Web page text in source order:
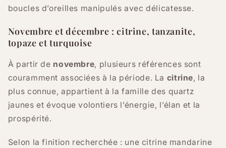
boucles d’oreilles manipulés avec délicatesse.
Novembre et décembre : citrine, tanzanite,
topaze et turquoise
À partir de novembre, plusieurs références sont
couramment associées à la période. La citrine, la
plus connue, appartient à la famille des quartz
jaunes et évoque volontiers l’énergie, l’élan et la
prospérité.
Selon la finition recherchée : une citrine mandarine